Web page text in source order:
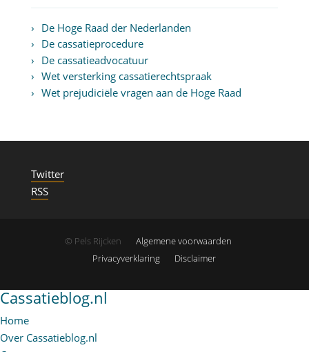
De Hoge Raad der Nederlanden
De cassatieprocedure
De cassatieadvocatuur
Wet versterking cassatierechtspraak
Wet prejudiciële vragen aan de Hoge Raad
Twitter
RSS
© Pels Rijcken
Algemene voorwaarden
Privacyverklaring
Disclaimer
Cassatieblog.nl
Home
Over Cassatieblog.nl